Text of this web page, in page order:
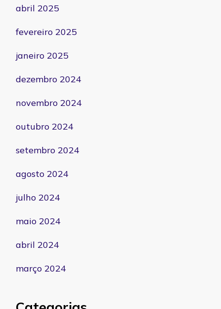
abril 2025
fevereiro 2025
janeiro 2025
dezembro 2024
novembro 2024
outubro 2024
setembro 2024
agosto 2024
julho 2024
maio 2024
abril 2024
março 2024